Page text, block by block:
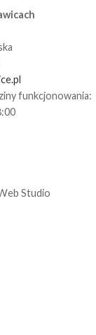
funkcjonowania:
Studio